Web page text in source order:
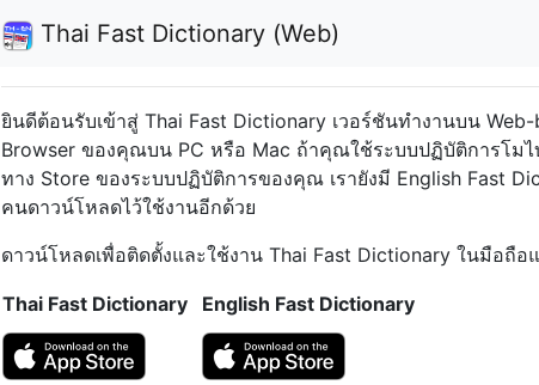
Thai Fast Dictionary (Web)
ยินดีต้อนรับเข้าสู่ Thai Fast Dictionary เวอร์ชันทำงานบน
Browser ของคุณบน PC หรือ Mac ถ้าคุณใช้ระบบปฏิบัติการโม
ทาง Store ของระบบปฏิบัติการของคุณ เรายังมี English Fast
คนดาวน์โหลดไว้ใช้งานอีกด้วย
ดาวน์โหลดเพื่อติดตั้งและใช้งาน Thai Fast Dictionary ในมือถื
Thai Fast Dictionary English Fast Dictionary